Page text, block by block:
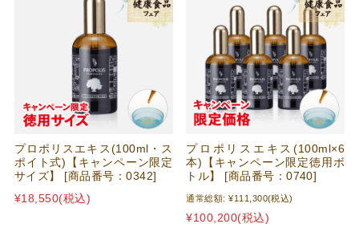
プロポリスエキス(100ml・ス
ポイト式)【キャンペーン限定
サイズ】 [商品番号：0342]
¥18,550(税込)
プロポリスエキス(100ml×6
本)【キャンペーン限定徳用ボ
トル】 [商品番号：0740]
通常総額: ¥111,300(税込)
¥100,200(税込)